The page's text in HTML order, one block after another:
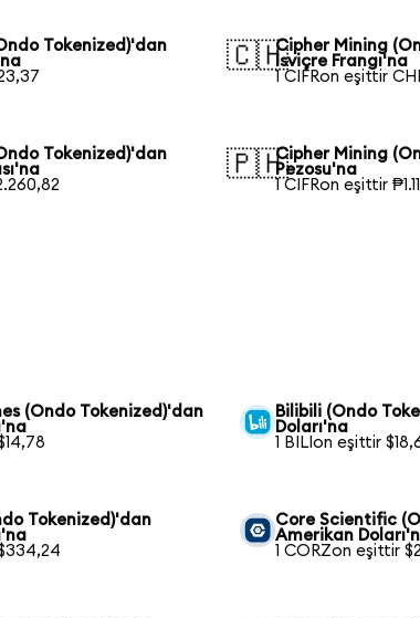
Tokenized)'dan
🇨🇭Cipher Mining
İsviçre Frangı'na
1 CIFRon eşittir
Tokenized)'dan
🇵🇭Cipher Mining
Pezosu'na
1 CIFRon eşittir
(Ondo Tokenized)'dan
Bilibili (Ondo
Doları'na
1 BILIon eşittir
Tokenized)'dan
Core Scientific
Amerikan
1 CORZon eşittir